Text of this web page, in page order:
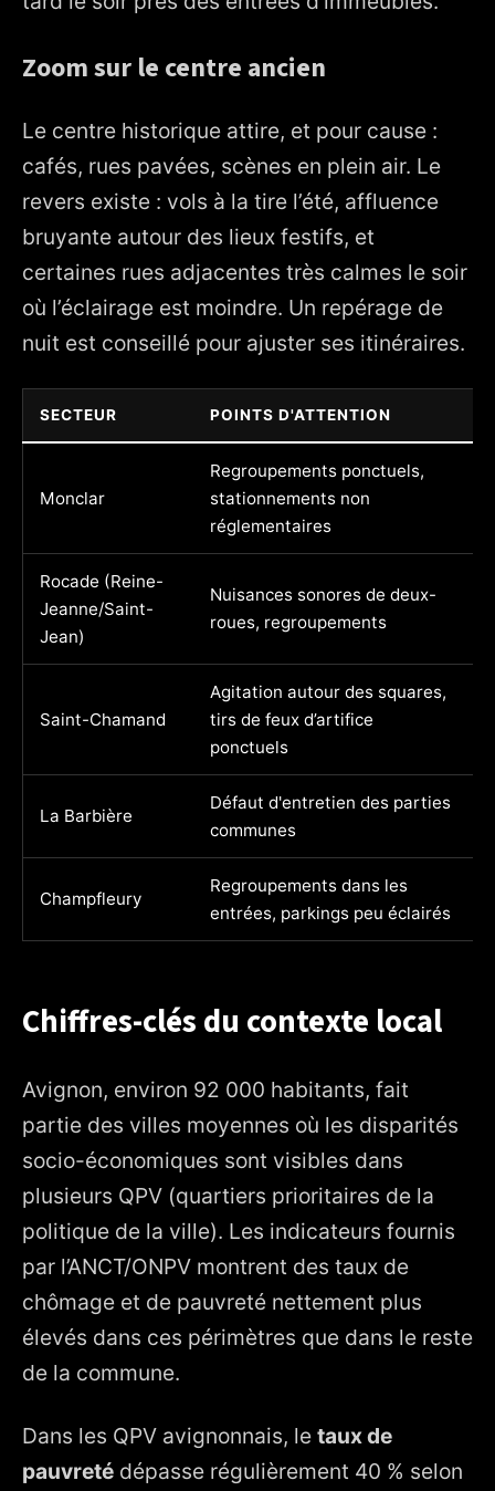
Zoom sur le centre ancien
Le centre historique attire, et pour cause :
cafés, rues pavées, scènes en plein air. Le
revers existe : vols à la tire l’été, affluence
bruyante autour des lieux festifs, et
certaines rues adjacentes très calmes le soir
où l’éclairage est moindre. Un repérage de
nuit est conseillé pour ajuster ses itinéraires.
SECTEUR POINTS D'ATTENTION
Monclar
Regroupements ponctuels,
stationnements non
réglementaires
Rocade (Reine-
Jeanne/Saint-
Jean)
Nuisances sonores de deux-
roues, regroupements
Saint-Chamand
Agitation autour des squares,
tirs de feux d’artifice
ponctuels
La Barbière
Défaut d'entretien des parties
communes
Champfleury
Regroupements dans les
entrées, parkings peu éclairés
Chiffres-clés du contexte local
Avignon, environ 92 000 habitants, fait
partie des villes moyennes où les disparités
socio-économiques sont visibles dans
plusieurs QPV (quartiers prioritaires de la
politique de la ville). Les indicateurs fournis
par l’ANCT/ONPV montrent des taux de
chômage et de pauvreté nettement plus
élevés dans ces périmètres que dans le reste
de la commune.
Dans les QPV avignonnais, le taux de
pauvreté dépasse régulièrement 40 % selon